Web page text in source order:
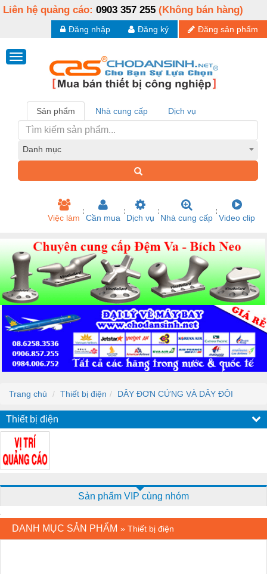
Liên hệ quảng cáo: 0903 357 255 (Không bán hàng)
Đăng sản phẩm
Đăng ký
Đăng nhập
Sản phẩm Nhà cung cấp Dịch vụ
Danh mục
Việc làm Cần mua Dịch vụ Nhà cung cấp Video clip
Trang chủ Thiết bị điện DÂY ĐƠN CỨNG VÀ DÂY ĐÔI
Thiết bị điện
Sản phẩm VIP cùng nhóm
DANH MỤC SẢN PHẨM » Thiết bị điện